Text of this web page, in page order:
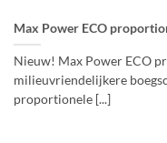
Max Power ECO
Nieuw! Max Power ECO
milieuvriendelijkere
proportionele [...]